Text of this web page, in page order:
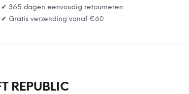
✔ 365 dagen eenvoudig retourneren
✔ Gratis verzending vanaf €60
REPUBLIC